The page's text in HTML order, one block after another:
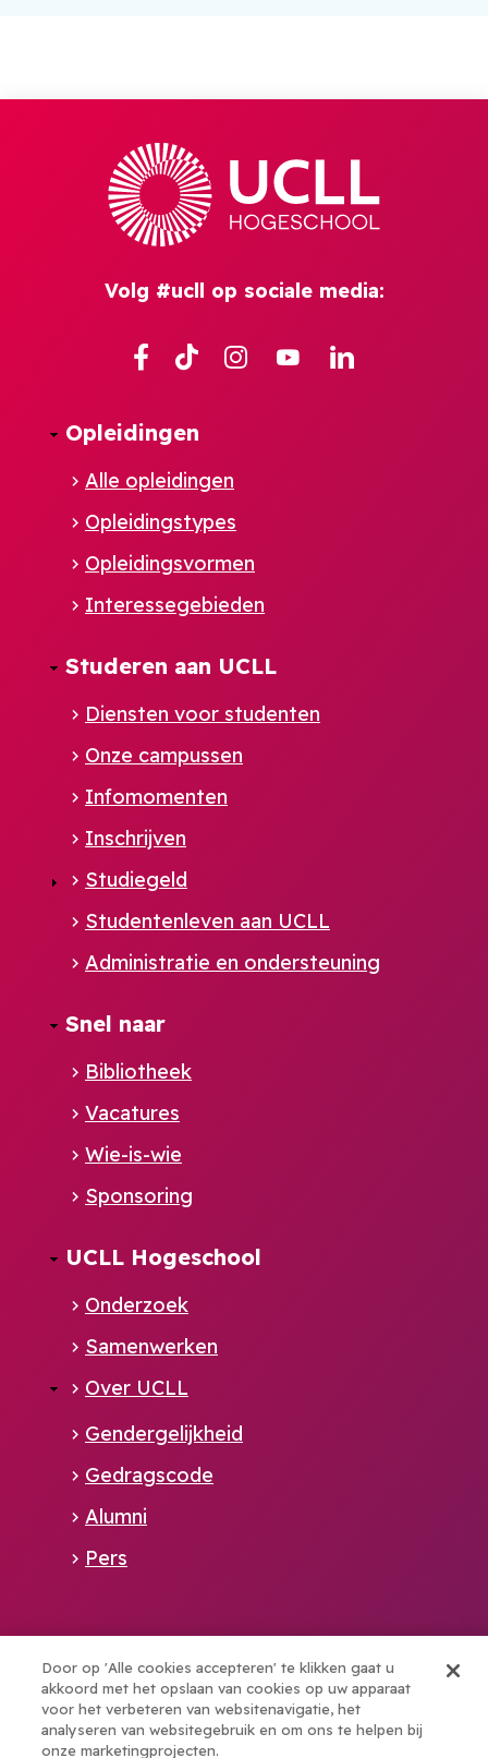
Volg #ucll op sociale media:
Facebook
TikTok Instagram
YouTube
Footer
NL
Opleidingen
Alle opleidingen
Opleidingstypes
Opleidingsvormen
Interessegebieden
Studeren aan UCLL
Diensten voor studenten
Onze campussen
Infomomenten
Inschrijven
Studiegeld
Studentenleven aan UCLL
Administratie en ondersteuning
Snel naar
Bibliotheek
Vacatures
Wie-is-wie
Sponsoring
UCLL Hogeschool
Onderzoek
Samenwerken
Over UCLL
Gendergelijkheid
Gedragscode
Alumni
Pers
Boost your talents with elev8
Door op 'Alle cookies accepteren' te klikken gaat u
akkoord met het opslaan van cookies op uw apparaat
voor het verbeteren van websitenavigatie, het
analyseren van websitegebruik en om ons te helpen bij
onze marketingprojecten.